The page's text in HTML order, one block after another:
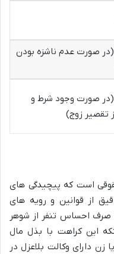
(در صورت عدم ناشزه بودن
(در صورت وجود شرط و
تقصیر زوج)
است که پیچیدگی های
از قوانین و رویه های
احساس تنفر از شوهر
این کراهت با بذل مال
دارای وکالت بلاعزل در